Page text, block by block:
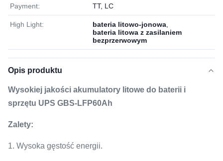
Payment: TT, LC
High Light: bateria litowo-jonowa
bateria litowa z zasilaniem
bezprzerwowym
Opis produktu
Wysokiej jakości akumulatory litowe do baterii i
sprzętu UPS GBS-LFP60Ah
Zalety:
1. Wysoka gęstość energii.